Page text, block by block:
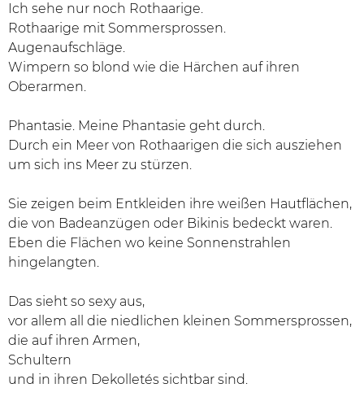
Ich sehe nur noch Rothaarige.
Rothaarige mit Sommersprossen.
Augenaufschläge.
Wimpern so blond wie die Härchen auf ihren
Oberarmen.
Phantasie. Meine Phantasie geht durch.
Durch ein Meer von Rothaarigen die sich ausziehen
um sich ins Meer zu stürzen.
Sie zeigen beim Entkleiden ihre weißen Hautflächen,
die von Badeanzügen oder Bikinis bedeckt waren.
Eben die Flächen wo keine Sonnenstrahlen
hingelangten.
Das sieht so sexy aus,
vor allem all die niedlichen kleinen Sommersprossen,
die auf ihren Armen,
Schultern
und in ihren Dekolletés sichtbar sind.